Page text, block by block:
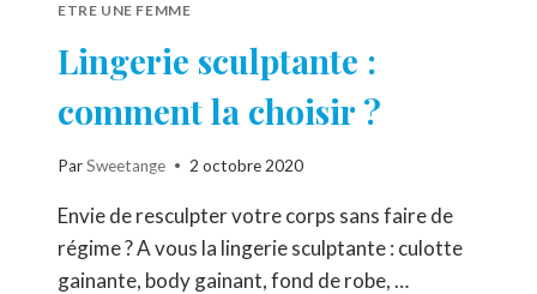
ETRE UNE FEMME
Lingerie sculptante :
comment la choisir ?
ParSweetange 2 octobre 2020
Envie de resculpter votre corps sans faire de
régime ? A vous la lingerie sculptante : culotte
gainante, body gainant, fond de robe, …